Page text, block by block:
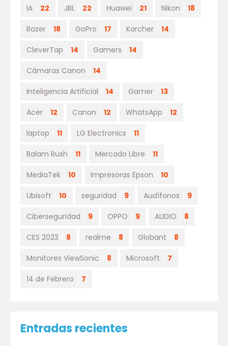
IA 22 JBL 22 Huawei 21 Nikon 18
Razer 18 GoPro 17 Karcher 14
CleverTap 14 Gamers 14
Cámaras Canon 14
Inteligencia Artificial 14 Gamer 13
Acer 12 Canon 12 WhatsApp 12
laptop 11 LG Electronics 11
Balam Rush 11 Mercado Libre 11
MediaTek 10 Impresoras Epson 10
Ubisoft 10 seguridad 9 Audífonos 9
Ciberseguridad 9 OPPO 9 AUDIO 8
CES 2023 8 realme 8 Globant 8
Monitores ViewSonic 8 Microsoft 7
14 de Febrero 7
Entradas recientes